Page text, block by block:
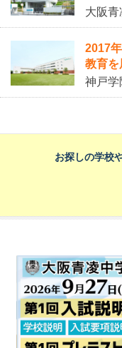
大阪青
2017
教育を
神戸学
お探しの学校